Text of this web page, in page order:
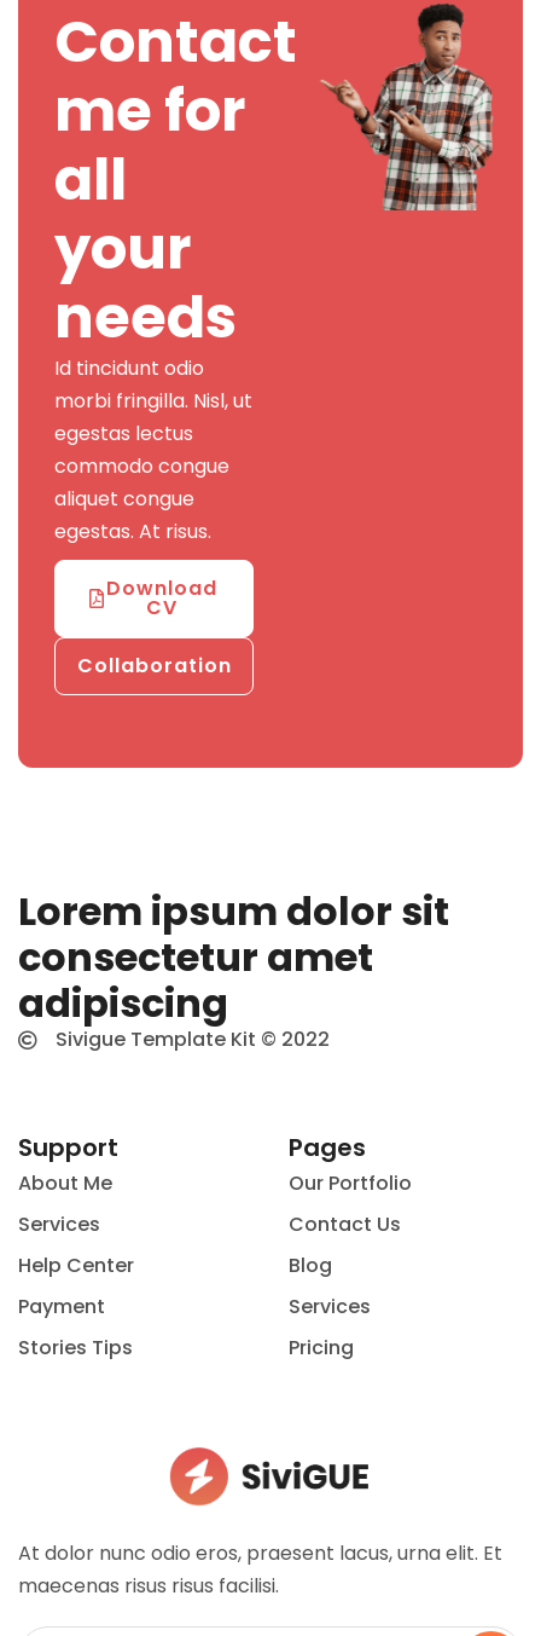
Contact
me for
all
your
needs
Id tincidunt odio
morbi fringilla. Nisl, ut
egestas lectus
commodo congue
aliquet congue
egestas. At risus.
Download
CV
Collaboration
Lorem ipsum dolor sit
consectetur amet
adipiscing
Sivigue Template Kit © 2022
Support
About Me
Services
Help Center
Payment
Stories Tips
Pages
Our Portfolio
Contact Us
Blog
Services
Pricing
At dolor nunc odio eros, praesent lacus, urna elit. Et
maecenas risus risus facilisi.